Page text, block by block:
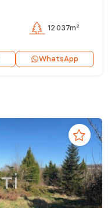
12 037m²
WhatsApp